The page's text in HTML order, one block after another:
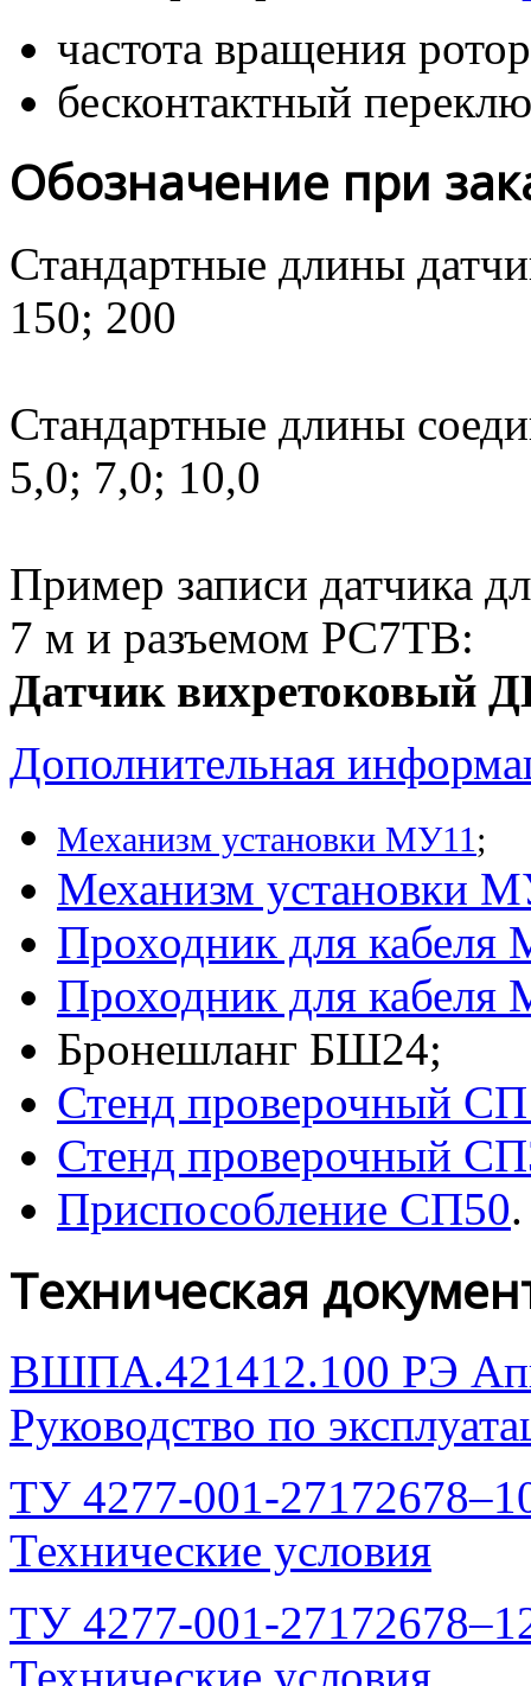
частота вращения
бесконтактный
Обозначение при
Стандартные длины
150; 200
Стандартные длины
5,0; 7,0; 10,0
Пример записи датчика
7 м и разъемом РС7ТВ:
Датчик вихретоковый
Дополнительная
Механизм установки МУ11 ;
Механизм установки
Проходник для кабеля
Проходник для кабеля
Бронешланг БШ24;
Стенд проверочный
Стенд проверочный
Приспособление СП50.
Техническая
ВШПА.421412.100 РЭ
Руководство по
ТУ 4277-001-
Технические условия
ТУ 4277-001-